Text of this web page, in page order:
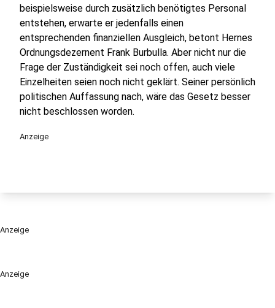
Anzeige
beispielsweise durch zusätzlich benötigtes Personal
entstehen, erwarte er jedenfalls einen
entsprechenden finanziellen Ausgleich, betont Hernes
Ordnungsdezernent Frank Burbulla. Aber nicht nur die
Frage der Zuständigkeit sei noch offen, auch viele
Einzelheiten seien noch nicht geklärt. Seiner persönlich
politischen Auffassung nach, wäre das Gesetz besser
nicht beschlossen worden.
Anzeige
Anzeige